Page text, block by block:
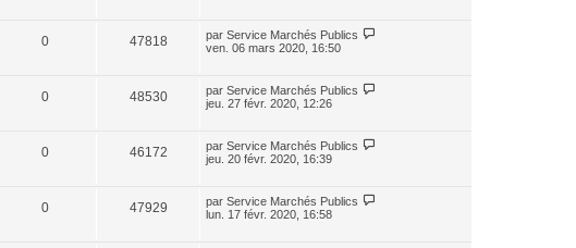
0 47818 par Service Marchés Publics
ven. 06 mars 2020, 16:50
0 48530 par Service Marchés Publics
jeu. 27 févr. 2020, 12:26
0 46172 par Service Marchés Publics
jeu. 20 févr. 2020, 16:39
0 47929 par Service Marchés Publics
lun. 17 févr. 2020, 16:58